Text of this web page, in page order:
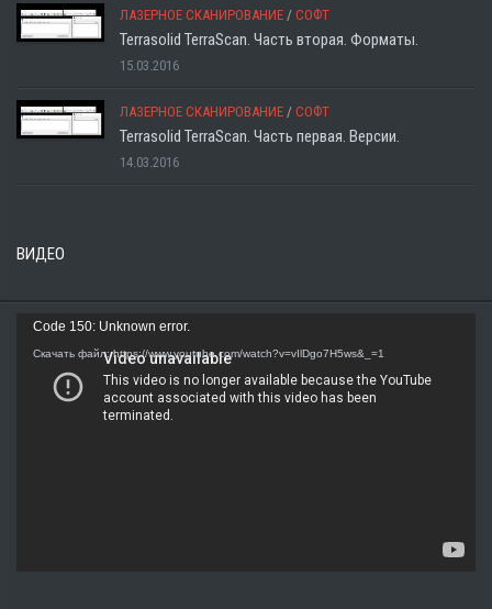
ЛАЗЕРНОЕ СКАНИРОВАНИЕ / СОФТ
Terrasolid TerraScan. Часть вторая. Форматы.
15.03.2016
ЛАЗЕРНОЕ СКАНИРОВАНИЕ / СОФТ
Terrasolid TerraScan. Часть первая. Версии.
14.03.2016
ВИДЕО
Видеоплеер
Code 150: Unknown error.
Скачать файл: https://www.youtube.com/watch?v=vIlDgo7H5ws&_=1